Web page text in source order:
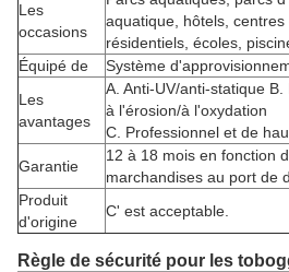
Les
occasions
aquatique, hôtels, centres
résidentiels, écoles,
Équipé de
Système
Les
avantages
A. Anti-UV/anti-statique
à l'érosion/à l'oxydation
C. Professionnel et de
Garantie
12 à 18 mois en fonction
marchandises au port de
Produit
d'origine
C' est acceptable.
Règle de sécurité pour les